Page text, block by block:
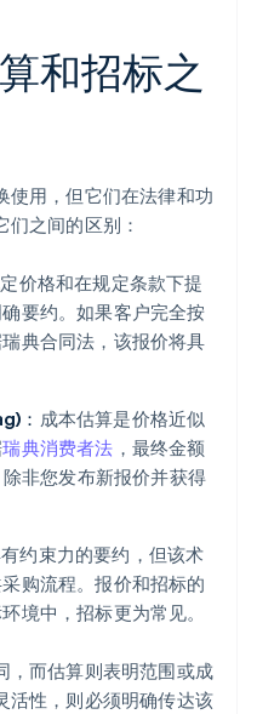
和招标之
使用，但它们在法律和功
之间的区别：
价格和在规定条款下提
要约。如果客户完全按
典合同法，该报价将具
： 成本估算是价格近似
瑞典消费者法 ，最终金额
非您发布新报价并获得
约束力的要约，但该术
购流程。报价和招标的
境中，招标更为常见。
，而估算则表明范围或成
活性，则必须明确传达该